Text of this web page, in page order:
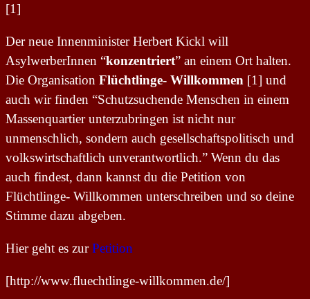
[1]
Der neue Innenminister Herbert Kickl will
AsylwerberInnen “konzentriert” an einem Ort halten.
Die Organisation Flüchtlinge- Willkommen [1] und
auch wir finden “Schutzsuchende Menschen in einem
Massenquartier unterzubringen ist nicht nur
unmenschlich, sondern auch gesellschaftspolitisch und
volkswirtschaftlich unverantwortlich.” Wenn du das
auch findest, dann kannst du die Petition von
Flüchtlinge- Willkommen unterschreiben und so deine
Stimme dazu abgeben.
Hier geht es zurPetition
[http://www.fluechtlinge-willkommen.de/]